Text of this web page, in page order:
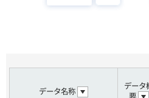
データ名称
データ